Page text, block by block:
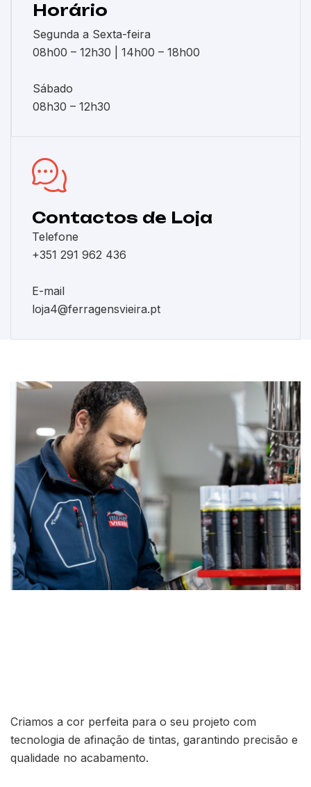
Horário
Segunda a Sexta-feira
08h00 – 12h30 | 14h00 – 18h00
Sábado
08h30 – 12h30
Contactos de Loja
Telefone
+351 291 962 436
E-mail
loja4@ferragensvieira.pt
Criamos a cor perfeita para o seu projeto com
tecnologia de afinação de tintas, garantindo precisão e
qualidade no acabamento.